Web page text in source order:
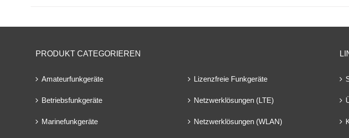
PRODUKT CATEGORIEREN
Amateurfunkgeräte
Betriebsfunkgeräte
Marinefunkgeräte
Lizenzfreie Funkgeräte
Netzwerklösungen (LTE)
Netzwerklösungen (WLAN)